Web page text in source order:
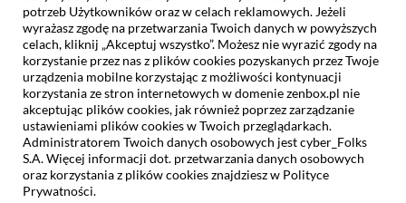
potrzeb Użytkowników oraz w celach reklamowych. Jeżeli
wyrażasz zgodę na przetwarzania Twoich danych w powyższych
celach, kliknij „Akceptuj wszystko”. Możesz nie wyrazić zgody na
korzystanie przez nas z plików cookies pozyskanych przez Twoje
urządzenia mobilne korzystając z możliwości kontynuacji
korzystania ze stron internetowych w domenie zenbox.pl nie
akceptując plików cookies, jak również poprzez zarządzanie
ustawieniami plików cookies w Twoich przeglądarkach.
Administratorem Twoich danych osobowych jest cyber_Folks
S.A. Więcej informacji dot. przetwarzania danych osobowych
oraz korzystania z plików cookies znajdziesz w Polityce
Prywatności.
WordPress (42)
zenbox.pl pomocwordpress
Better Search Replace
zenbox.pl